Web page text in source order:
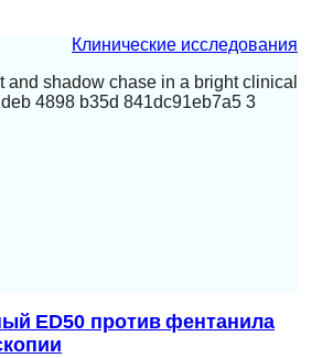
Клинические исследования
ED50 против фентанила